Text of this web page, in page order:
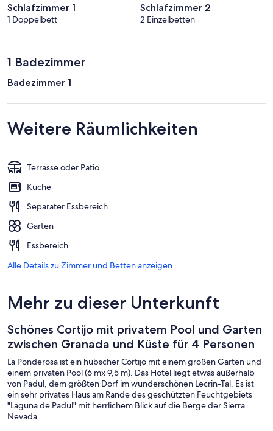
Schlafzimmer 1
1 Doppelbett
Schlafzimmer 2
2 Einzelbetten
1 Badezimmer
Badezimmer 1
Weitere Räumlichkeiten
Terrasse oder Patio
Küche
Separater Essbereich
Garten
Essbereich
Alle Details zu Zimmer und Betten anzeigen
Mehr zu dieser Unterkunft
Schönes Cortijo mit privatem Pool und Garten
zwischen Granada und Küste für 4 Personen
La Ponderosa ist ein hübscher Cortijo mit einem großen Garten und
einem privaten Pool (6 mx 9,5 m). Das Hotel liegt etwas außerhalb
von Padul, dem größten Dorf im wunderschönen Lecrin-Tal. Es ist
ein sehr privates Haus am Rande des geschützten Feuchtgebiets
"Laguna de Padul" mit herrlichem Blick auf die Berge der Sierra
Nevada.